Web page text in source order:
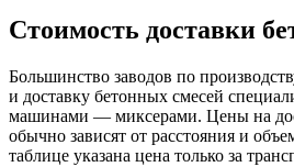
Стоимость доставки
Большинство заводов по
и доставку бетонных смесей
машинами — миксерами. Цены на
обычно зависят от расстояния и
таблице указана цена только за